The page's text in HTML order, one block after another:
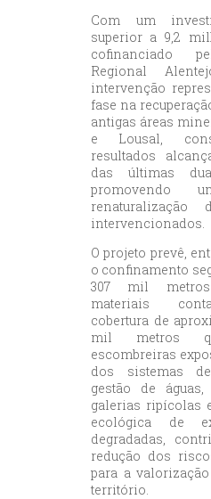
Com um
superior a 9,2
cofinanciado
Regional
intervenção
fase na
antigas áreas
e Lousal,
resultados
das últimas
promovendo
renaturalização
intervencionados.
O projeto prevê,
o confinamento
307 mil
materiais
cobertura de
mil metros
escombreiras
dos sistemas
gestão de
galerias ripícolas
ecológica de
degradadas,
redução dos
para a
território.